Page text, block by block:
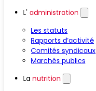
L' administration
Les statuts
Rapports d’activité
Comités syndicaux
Marchés publics
La nutrition